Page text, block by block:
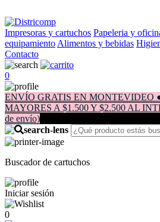
Impresoras y cartuchos Papeleria y
equipamiento Alimentos y bebidas
Contacto
0
ENVÍO GRATIS EN MONTEVIDEO
MAYORES A $1.500 Y $2.500 AL
de envío)
Buscador de cartuchos
Iniciar sesión
0